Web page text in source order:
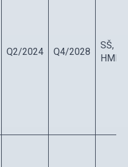
Q2/2024 Q4/2028
SŠ,
HMP